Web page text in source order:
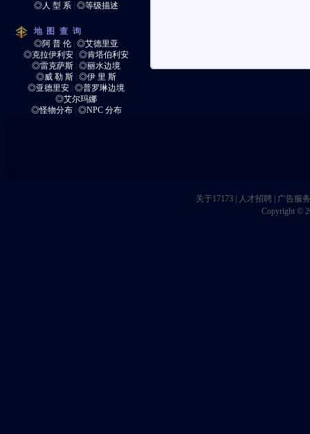
◎人 型 系 |◎等级描述
地图查询
◎阿 普 伦 |◎艾德里亚
◎克拉伊利安 |◎肯塔伯利安
◎雷克萨斯 |◎丽水边境
◎威 勒 斯 |◎伊 里 斯
◎亚德里安 |◎普罗琳边境
◎艾尔玛娜
◎怪物分布 ◎NPC 分布
关于17173 人才招聘
广告服务
Copyright ©